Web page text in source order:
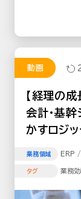
動画
【経理の成
会計・基
かすロジ
業務領域 ERP /
タグ 業務